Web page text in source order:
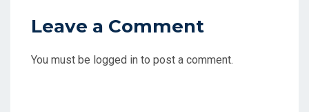
Leave a Comment
You must be logged in to post a comment.